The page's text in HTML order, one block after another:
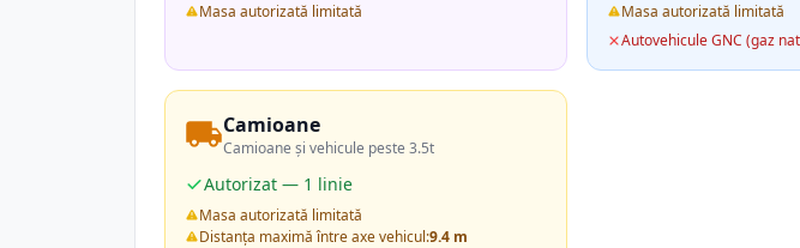
Masa autorizată limitată
Masa autorizată limitată
Autovehicule GNC (gaz
Camioane
Camioane și vehicule peste 3.5t
Autorizat — 1 linie
Masa autorizată limitată
Distanța maximă între axe vehicul:9.4 m